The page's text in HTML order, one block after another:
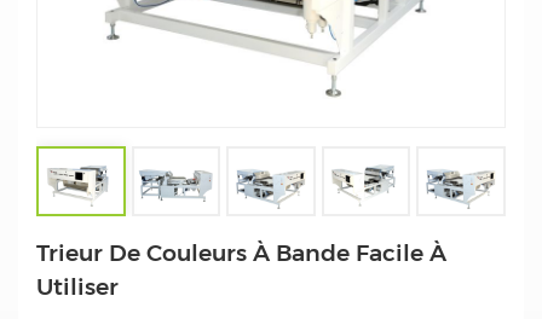
Trieur De Couleurs À Bande Facile À
Utiliser